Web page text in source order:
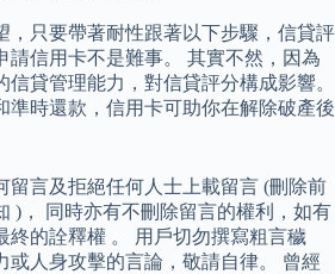
，只要帶著耐性跟著以下步驟，信貸評
請信用卡不是難事。 其實不然，因為
貸管理能力，對信貸評分構成影響。
準時還款，信用卡可助你在解除破產後
留言及拒絕任何人士上載留言 (刪除前
)， 同時亦有不刪除留言的權利，如有
終的詮釋權 。 用戶切勿撰寫粗言穢
或人身攻擊的言論，敬請自律。 曾經